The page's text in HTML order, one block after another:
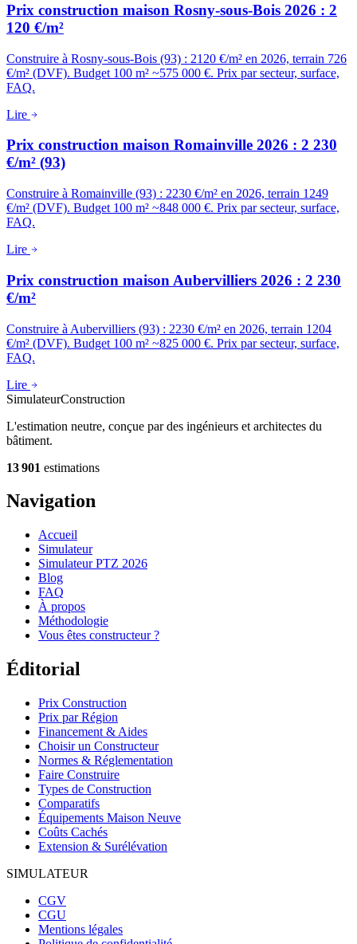
Prix construction maison Rosny-sous-Bois 2026 : 2
120 €/m²
Construire à Rosny-sous-Bois (93) : 2120 €/m² en 2026, terrain 726
€/m² (DVF). Budget 100 m² ~575 000 €. Prix par secteur, surface,
FAQ.
Lire
Prix construction maison Romainville 2026 : 2 230
€/m² (93)
Construire à Romainville (93) : 2230 €/m² en 2026, terrain 1249
€/m² (DVF). Budget 100 m² ~848 000 €. Prix par secteur, surface,
FAQ.
Lire
Prix construction maison Aubervilliers 2026 : 2 230
€/m²
Construire à Aubervilliers (93) : 2230 €/m² en 2026, terrain 1204
€/m² (DVF). Budget 100 m² ~825 000 €. Prix par secteur, surface,
FAQ.
Lire
SimulateurConstruction
L'estimation neutre, conçue par des ingénieurs et architectes du
bâtiment.
13 901 estimations
Navigation
Accueil
Simulateur
Simulateur PTZ 2026
Blog
FAQ
À propos
Méthodologie
Vous êtes constructeur ?
Éditorial
Prix Construction
Prix par Région
Financement & Aides
Choisir un Constructeur
Normes & Réglementation
Faire Construire
Types de Construction
Comparatifs
Équipements Maison Neuve
Coûts Cachés
Extension & Surélévation
SIMULATEUR
CGV
CGU
Mentions légales